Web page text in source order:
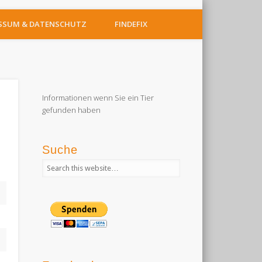
& DATENSCHUTZ FINDEFIX
Informationen wenn Sie ein Tier
gefunden haben
Suche